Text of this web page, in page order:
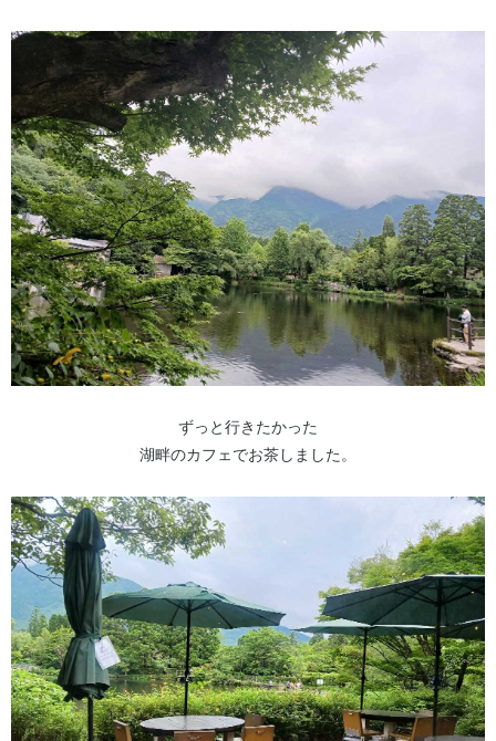
ずっと行きたかった
湖畔のカフェでお茶しました。